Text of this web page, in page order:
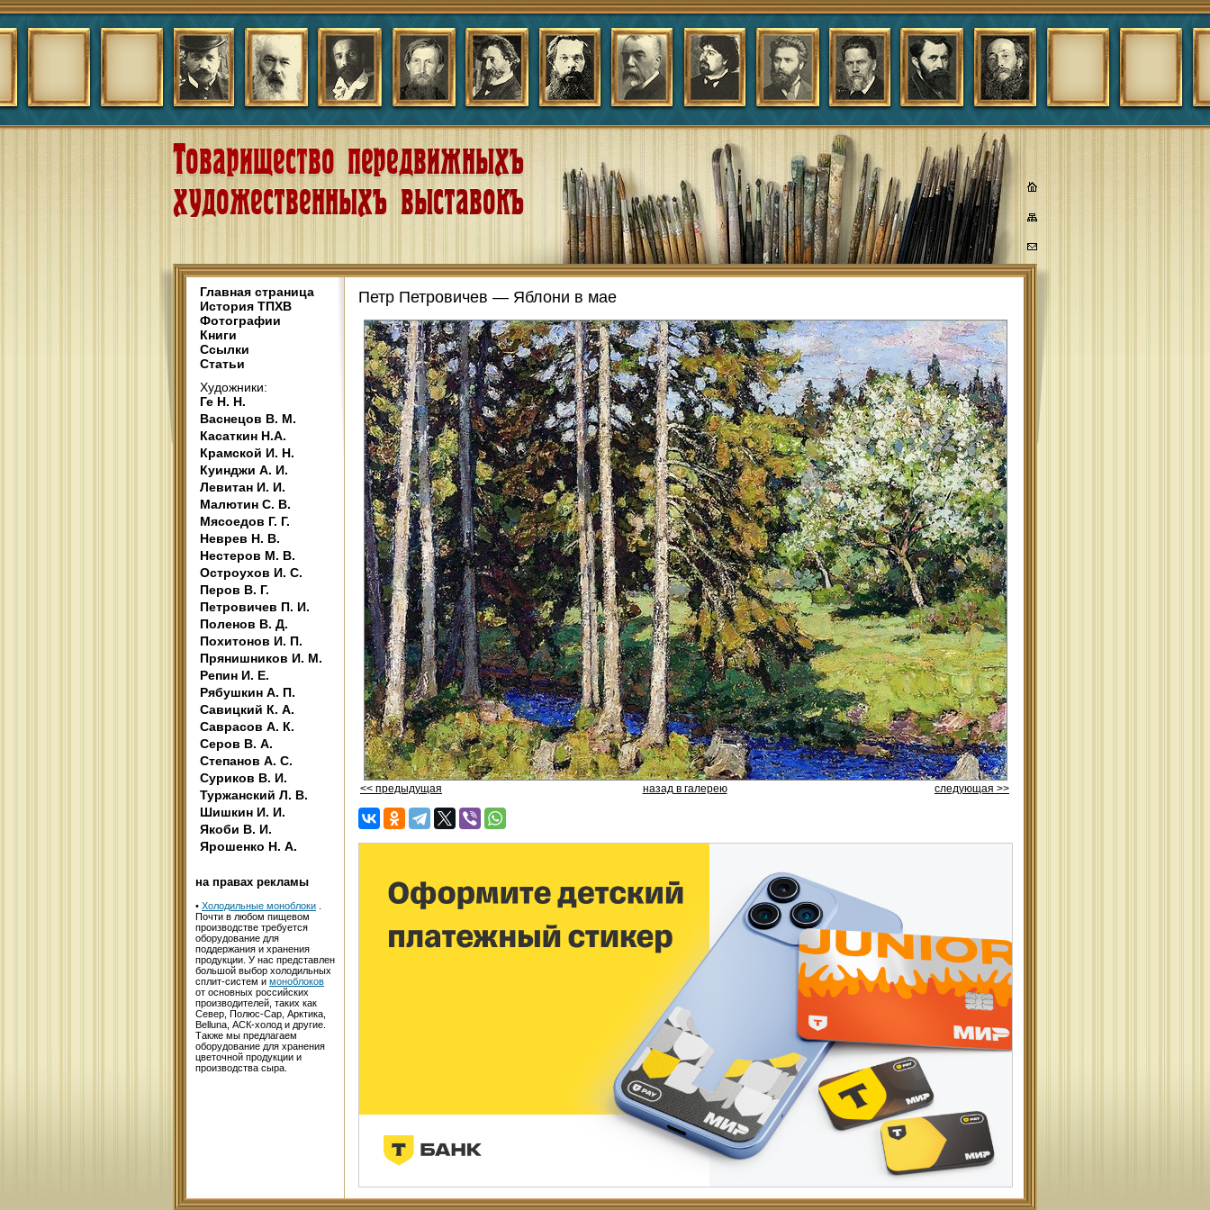
Главная страница
История ТПХВ
Фотографии
Книги
Ссылки
Статьи
Художники:
Ге Н. Н.
Васнецов В. М.
Касаткин Н.А.
Крамской И. Н.
Куинджи А. И.
Левитан И. И.
Малютин С. В.
Мясоедов Г. Г.
Неврев Н. В.
Нестеров М. В.
Остроухов И. С.
Перов В. Г.
Петровичев П. И.
Поленов В. Д.
Похитонов И. П.
Прянишников И. М.
Репин И. Е.
Рябушкин А. П.
Савицкий К. А.
Саврасов А. К.
Серов В. А.
Степанов А. С.
Суриков В. И.
Туржанский Л. В.
Шишкин И. И.
Якоби В. И.
Ярошенко Н. А.
на правах рекламы
• Холодильные моноблоки
Почти в любом пищевом
производстве требуется
оборудование для
поддержания и хранения
продукции. У нас представлен
большой выбор холодильных
сплит-систем и моноблоков
от основных российских
производителей, таких как
Север, Полюс-Сар, Арктика,
Belluna, АСК-холод и другие.
Также мы предлагаем
оборудование для хранения
цветочной продукции и
производства сыра.
Петр Петровичев — Яблони в мае
<< предыдущая назад в галерею следующая >>